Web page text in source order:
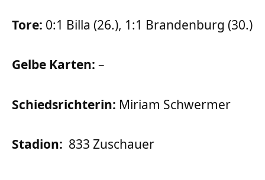
Tore: 0:1 Billa (26.), 1:1 Brandenburg (30.)
Gelbe Karten: –
Schiedsrichterin: Miriam Schwermer
Stadion: 833 Zuschauer